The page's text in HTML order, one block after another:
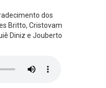
dos
Britto, Cristovam
Diniz e Jouberto